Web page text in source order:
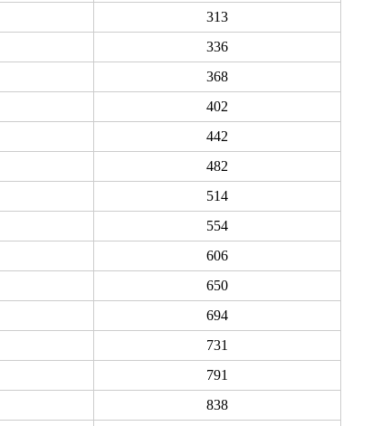
313
336
368
402
442
482
514
554
606
650
694
731
791
838